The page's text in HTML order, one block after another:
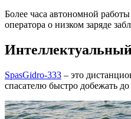
Более часа автономной
оператора о низком заряде
SpasGidro-333 – это
спасателю быстро добежать